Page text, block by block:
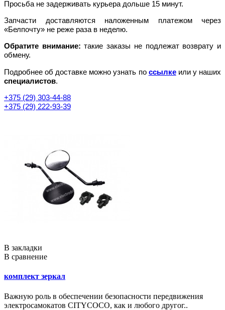
Просьба не задерживать курьера дольше 15 минут.
Запчасти доставляются наложенным платежом через
«Белпочту» не реже раза в неделю.
Обратите внимание: такие заказы не подлежат возврату и
обмену.
Подробнее об доставке можно узнать по ссылкеили у наших
специалистов.
+375 (29) 303-44-88
+375 (29) 222-93-39
В закладки
В сравнение
комплект зеркал
Важную роль в обеспечении безопасности передвижения
электросамокатов CITYCOCO, как и любого другог..